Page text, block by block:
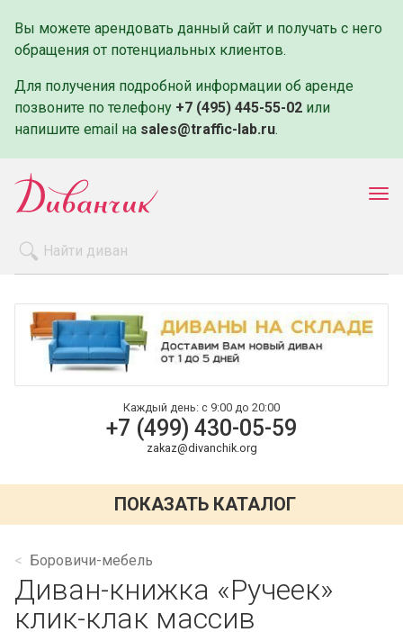
Вы можете арендовать данный сайт и получать с него
обращения от потенциальных клиентов.
Для получения подробной информации об аренде
позвоните по телефону +7 (495) 445-55-02 или
напишите email на sales@traffic-lab.ru.
Оплата и доставка
Контакты
Каждый день: с 9:00 до 20:00
+7 (499) 430-05-59
zakaz@divanchik.org
ПОКАЗАТЬ КАТАЛОГ
Боровичи-мебель
Диван-книжка «Ручеек»
клик-клак массив